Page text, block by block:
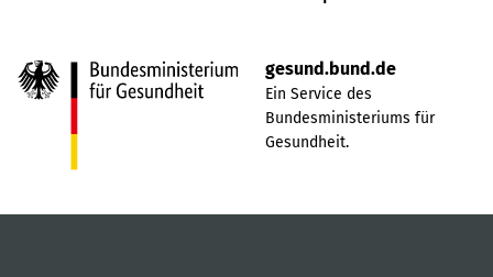
gesund.bund.de
Ein Service des
Bundesministeriums für
Gesundheit.